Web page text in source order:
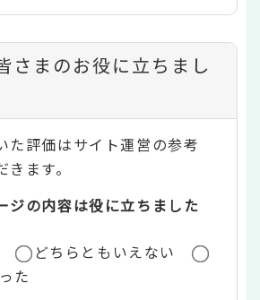
さまのお役に立ちまし
た評価はサイト運営の参考
ます。
ジの内容は役に立ちました
どちらともいえない
た